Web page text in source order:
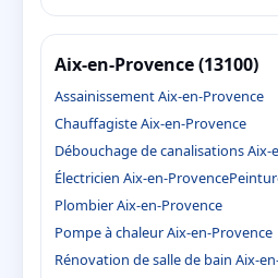
Aix-en-Provence (13100)
Assainissement Aix-en-Provence
Chauffagiste Aix-en-Provence
Débouchage de canalisations Aix-
Électricien Aix-en-Provence
Plombier Aix-en-Provence
Pompe à chaleur Aix-en-Provence
Rénovation de salle de bain Aix-